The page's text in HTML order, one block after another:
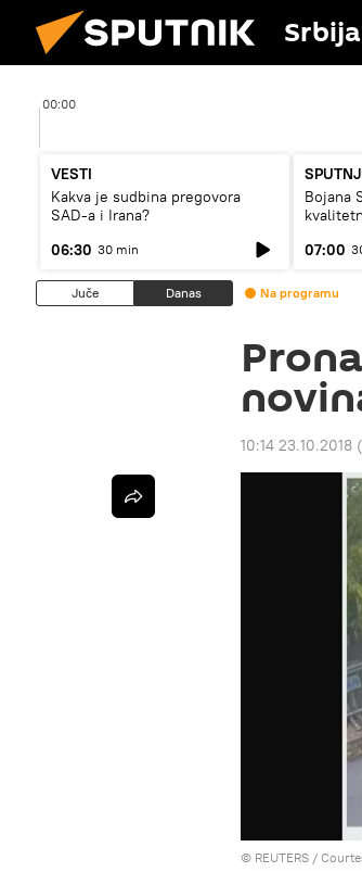
Srbija
00:00
VESTI
Kakva je sudbina pregovora
SAD-a i Irana?
06:30 30 min
Bojana
07:00
Juče Danas Na programu
10:14 23.10.2018
© REUTERS /